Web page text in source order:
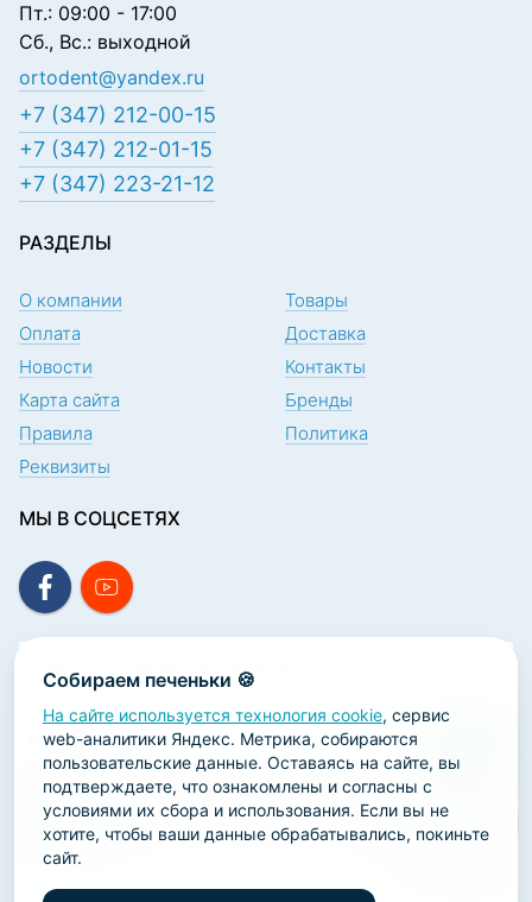
Собираем печеньки 🍪
На сайте используется технология cookie, сервис
web-аналитики Яндекс. Метрика, собираются
пользовательские данные. Оставаясь на сайте, вы
подтверждаете, что ознакомлены и согласны с
условиями их сбора и использования. Если вы не
хотите, чтобы ваши данные обрабатывались, покиньте
сайт.
Пт.: 09:00 - 17:00
Сб., Вс.: выходной
ortodent@yandex.ru
+7 (347) 212-00-15
+7 (347) 212-01-15
+7 (347) 223-21-12
РАЗДЕЛЫ
О компании
Товары
Оплата
Доставка
Новости
Контакты
Карта сайта
Бренды
Правила
Политика
Реквизиты
МЫ В СОЦСЕТЯХ
ПОДПИСКА НА НОВОСТИ
2026 ООО «Научно-производственная лаборатория
«ОРТОДЕНТ»